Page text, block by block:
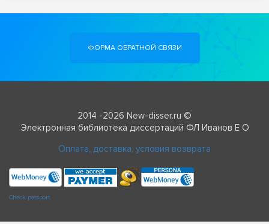
ФОРМА ОБРАТНОЙ СВЯЗИ
2014 -2026 New-disser.ru ©
Электронная библиотека диссертаций ФЛ Иванов Е О
Оплата, доставка, условия возврата
Check passport